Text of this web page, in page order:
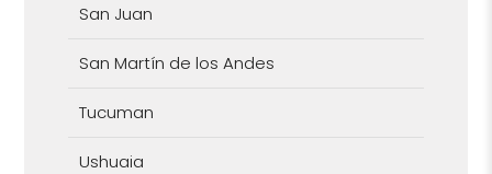
San Juan
San Martín de los Andes
Tucuman
Ushuaia